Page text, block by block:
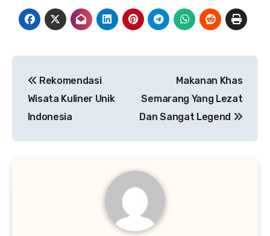
pos
Rekomendasi
Wisata Kuliner Unik
Indonesia
Makanan Khas
Semarang Yang Lezat
Dan Sangat Legend